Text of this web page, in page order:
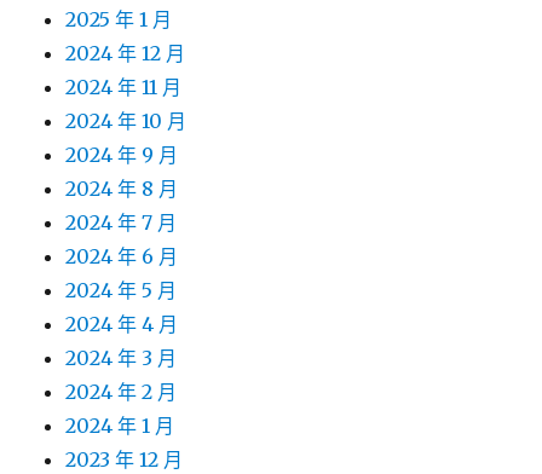
2025 年 1 月
2024 年 12 月
2024 年 11 月
2024 年 10 月
2024 年 9 月
2024 年 8 月
2024 年 7 月
2024 年 6 月
2024 年 5 月
2024 年 4 月
2024 年 3 月
2024 年 2 月
2024 年 1 月
2023 年 12 月